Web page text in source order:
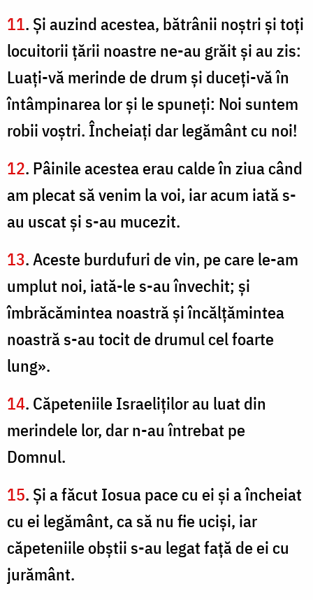
11. Şi auzind acestea, bătrânii noştri şi toţi
locuitorii ţării noastre ne-au grăit şi au zis:
Luaţi-vă merinde de drum şi duceţi-vă în
întâmpinarea lor şi le spuneţi: Noi suntem
robii voştri. Încheiaţi dar legământ cu noi!
12. Pâinile acestea erau calde în ziua când
am plecat să venim la voi, iar acum iată s-
au uscat şi s-au mucezit.
13. Aceste burdufuri de vin, pe care le-am
umplut noi, iată-le s-au învechit; şi
îmbrăcămintea noastră şi încălţămintea
noastră s-au tocit de drumul cel foarte
lung».
14. Căpeteniile Israeliţilor au luat din
merindele lor, dar n-au întrebat pe
Domnul.
15. Şi a făcut Iosua pace cu ei şi a încheiat
cu ei legământ, ca să nu fie ucişi, iar
căpeteniile obştii s-au legat faţă de ei cu
jurământ.